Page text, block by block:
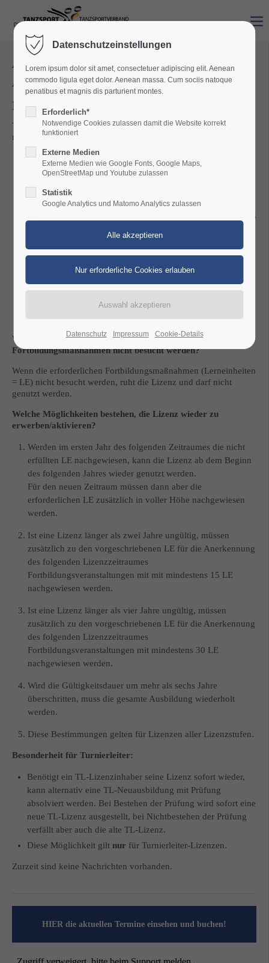
Allgemeine Informationen zu Lehre &
Ausbildung
Lizenzerhalt
Turnierleiter‐, Wertungsrichter‐ und Trainerlizenzen im DTV
müssen wie folgt erhalten werden:
Lizenzen können nur in ihrem "Fach" erhalten werden.
Beispiel:
Erhaltslehrgang Standard werden.
Entsprechend sind alle anderen Lizenzen zu erhalten.
Der Lizenzzeitraum beginnt immer mit einem Jahr mit
Beispiel:
Erhaltslehrgang 2016/17 erhält die Lizenzen für die
Jahre 2018/19
Was passiert, wenn die für eine Lizenz erforderlichen
Fortbildungsmaßnahmen nicht besucht werden?
Wenn die erforderlichen Fortbildungsmaßnahmen (Lerneinheiten
= LE) nicht besucht werden, ruht die Lizenz und darf nicht
genutzt werden.
Welche Möglichkeiten bestehen, die Lizenz wieder zu
erwerben/aktivieren?
Werden im ersten Jahr des folgenden Zeitraumes die nicht
erfüllten LE nachgewiesen, kann die Lizenz ab dem Beginn
des folgenden Jahres wieder genutzt werden.
Für den neuen Zeitraum müssen dann aber die
erforderlichen LE zusätzlich in voller Höhe nachgewiesen
werden.
Ist eine Lizenz länger als zwei Jahre ungültig, müssen
zusätzlich zu den vorgeschriebenen LE für die Anerkennung
des folgenden Lizenzzeitraumes
Fortbildungsveranstaltungen mit mit mindestens 15 LE
nachgewiesen werden.
Ist eine Lizenz länger als vier Jahre ungültig, müssen
zusätzlich zu den vorgeschriebenen LE für die Anerkennung
des folgenden Lizenzzeitraumes
Fortbildungsveranstaltungen mit mindestens 30 LE
nachgewiesen werden.
Wird die Gültigkeitsdauer um mehr als sechs Jahre
überschritten, muss die gesamte Ausbildung wiederholt
werden.
Diese Bestimmungen gelten für Lizenzen aller Lizenzstufen.
Besonderheit für Turnierleiter:
Benötigt ein TL‐Lizenzinhaber seine Lizenz sofort wieder,
kann alternativ eine TL‐Neuausbildung mit Prüfung
absolviert werden. Bei Bestehen der Prüfung wird sofort eine
neue TL‐Lizenz ausgestellt, bei Nichtbestehen der Prüfung
verfällt aber auch die alte TL‐Lizenz.
Diese Möglichkeit gilt nur für Turnierleiter‐Lizenzen.
Zurzeit sind keine Nachrichten vorhanden.
HIER die aktuellen Termine einsehen und buchen!
Datenschutzeinstellungen
Lorem ipsum dolor sit amet, consectetuer adipiscing elit. Aenean
commodo ligula eget dolor. Aenean massa. Cum sociis natoque
penatibus et magnis dis parturient montes.
Erforderlich*
Notwendige Cookies zulassen damit die Website korrekt
funktioniert
Externe Medien
Externe Medien wie Google Fonts, Google Maps,
OpenStreetMap und Youtube zulassen
Statistik
Google Analytics und Matomo Analytics zulassen
Datenschutz Impressum Cookie-Details